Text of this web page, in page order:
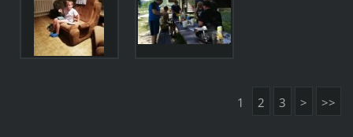
1 2 3 > >>